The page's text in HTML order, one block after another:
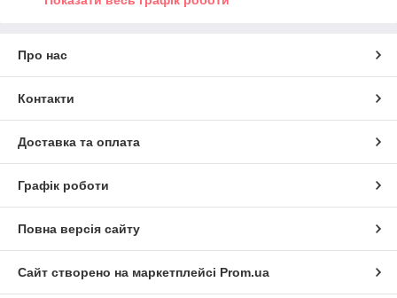
Про нас
Контакти
Доставка та оплата
Графік роботи
Повна версія сайту
Сайт створено на маркетплейсі Prom.ua